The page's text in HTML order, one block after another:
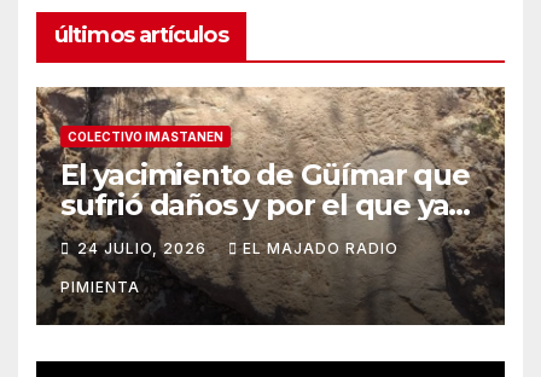
últimos artículos
COLECTIVO IMASTANEN
El yacimiento de Güímar que
sufrió daños y por el que ya
alertamos al ayuntamiento,
sigue sin contar con una
protección efectiva
24 JULIO, 2026 EL MAJADO RADIO
PIMIENTA